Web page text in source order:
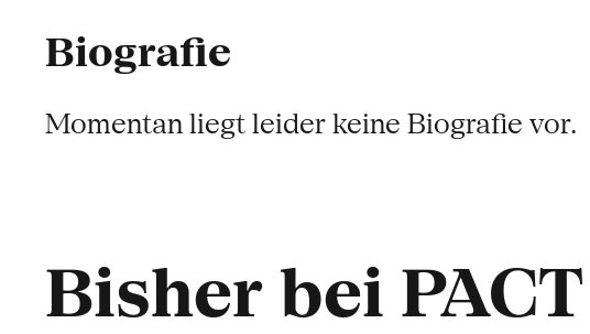
Biografie
Momentan liegt leider keine Biografie vor.
Bisher bei PACT